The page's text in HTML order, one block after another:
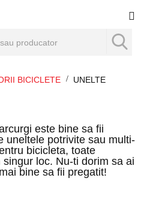
BICICLETE UNELTE
este bine sa fii
uneltele potrivite sau multi-
bicicleta, toate
loc. Nu-ti dorim sa ai
bine sa fii pregatit!